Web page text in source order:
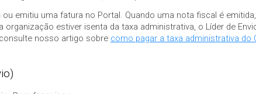
ou emitiu uma fatura no Portal. Quando uma nota fiscal é
estiver isenta da taxa administrativa, o Líder de
nosso artigo sobre como pagar a taxa administrativa do